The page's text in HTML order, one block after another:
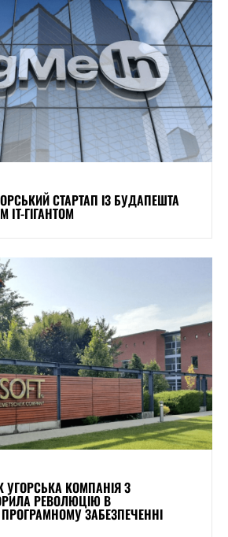
СТАРТАП ІЗ БУДАПЕШТА
IT-ГІГАНТОМ
УГОРСЬКА КОМПАНІЯ З
РЕВОЛЮЦІЮ В
ЗАБЕЗПЕЧЕННІ